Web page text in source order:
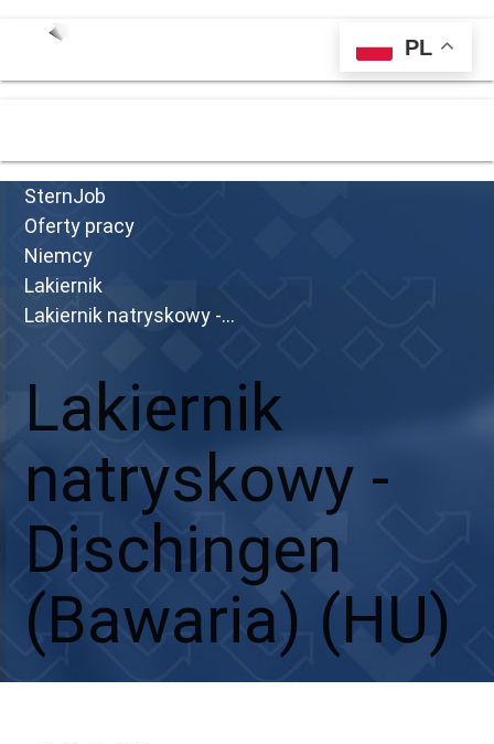
menu
SternJob
Oferty pracy
Niemcy
Lakiernik
Lakiernik natryskowy -...
Lakiernik
natryskowy -
Dischingen
(Bawaria) (HU)
PL